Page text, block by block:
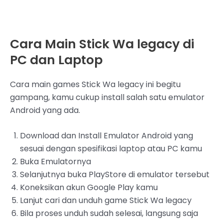
Cara Main Stick Wa legacy di
PC dan Laptop
Cara main games Stick Wa legacy ini begitu
gampang, kamu cukup install salah satu emulator
Android yang ada.
Download dan Install Emulator Android yang
sesuai dengan spesifikasi laptop atau PC kamu
Buka Emulatornya
Selanjutnya buka PlayStore di emulator tersebut
Koneksikan akun Google Play kamu
Lanjut cari dan unduh game Stick Wa legacy
Bila proses unduh sudah selesai, langsung saja